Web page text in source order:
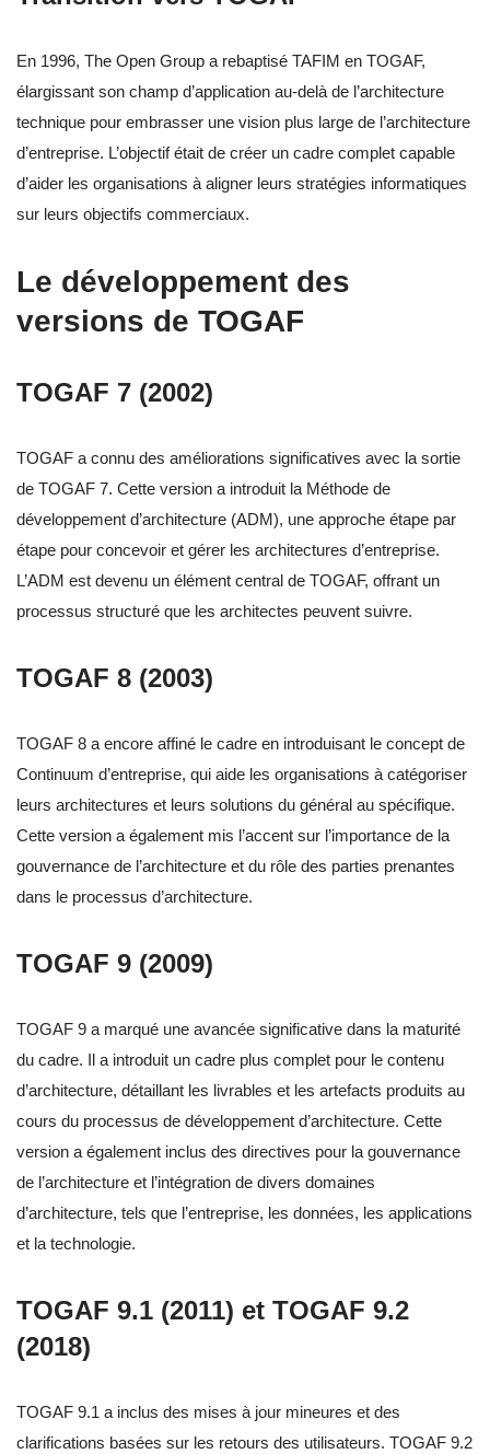
En 1996, The Open Group a rebaptisé TAFIM en TOGAF,
élargissant son champ d’application au-delà de l’architecture
technique pour embrasser une vision plus large de l’architecture
d’entreprise. L’objectif était de créer un cadre complet capable
d’aider les organisations à aligner leurs stratégies informatiques
sur leurs objectifs commerciaux.
Le développement des
versions de TOGAF
TOGAF 7 (2002)
TOGAF a connu des améliorations significatives avec la sortie
de TOGAF 7. Cette version a introduit la Méthode de
développement d’architecture (ADM), une approche étape par
étape pour concevoir et gérer les architectures d’entreprise.
L’ADM est devenu un élément central de TOGAF, offrant un
processus structuré que les architectes peuvent suivre.
TOGAF 8 (2003)
TOGAF 8 a encore affiné le cadre en introduisant le concept de
Continuum d’entreprise, qui aide les organisations à catégoriser
leurs architectures et leurs solutions du général au spécifique.
Cette version a également mis l’accent sur l’importance de la
gouvernance de l’architecture et du rôle des parties prenantes
dans le processus d’architecture.
TOGAF 9 (2009)
TOGAF 9 a marqué une avancée significative dans la maturité
du cadre. Il a introduit un cadre plus complet pour le contenu
d’architecture, détaillant les livrables et les artefacts produits au
cours du processus de développement d’architecture. Cette
version a également inclus des directives pour la gouvernance
de l’architecture et l’intégration de divers domaines
d’architecture, tels que l’entreprise, les données, les applications
et la technologie.
TOGAF 9.1 (2011) et TOGAF 9.2
(2018)
TOGAF 9.1 a inclus des mises à jour mineures et des
clarifications basées sur les retours des utilisateurs. TOGAF 9.2